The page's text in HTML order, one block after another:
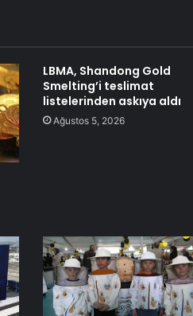
LBMA, Shandong Gold
Smelting’i teslimat
listelerinden askıya aldı
Ağustos 5, 2026